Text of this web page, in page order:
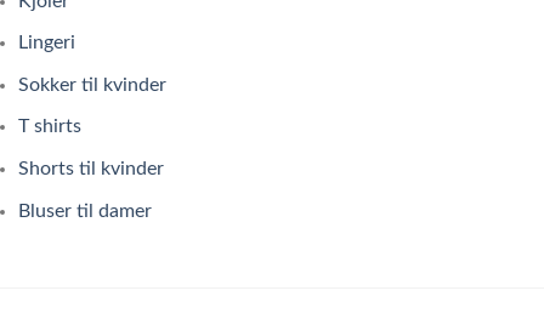
Lingeri
Sokker til kvinder
T shirts
Shorts til kvinder
Bluser til damer